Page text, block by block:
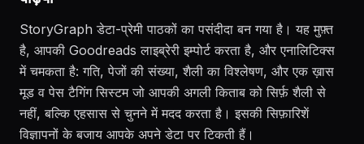
StoryGraph डेटा-प्रेमी पाठकों का पसंदीदा बन गया है। यह मुफ़्त
है, आपकी Goodreads लाइब्रेरी इम्पोर्ट करता है, और एनालिटिक्स
में चमकता है: गति, पेजों की संख्या, शैली का विश्लेषण, और एक ख़ास
मूड व पेस टैगिंग सिस्टम जो आपकी अगली किताब को सिर्फ़ शैली से
नहीं, बल्कि एहसास से चुनने में मदद करता है। इसकी सिफ़ारिशें
विज्ञापनों के बजाय आपके अपने डेटा पर टिकती हैं।